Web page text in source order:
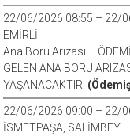
22/06/2026 08:55 – 22/
EMİRLİ
Ana Boru Arızası –
GELEN ANA BORU
YAŞANACAKTIR.
22/06/2026 09:00 – 22/
İSMETPAŞA, SALİMBEY